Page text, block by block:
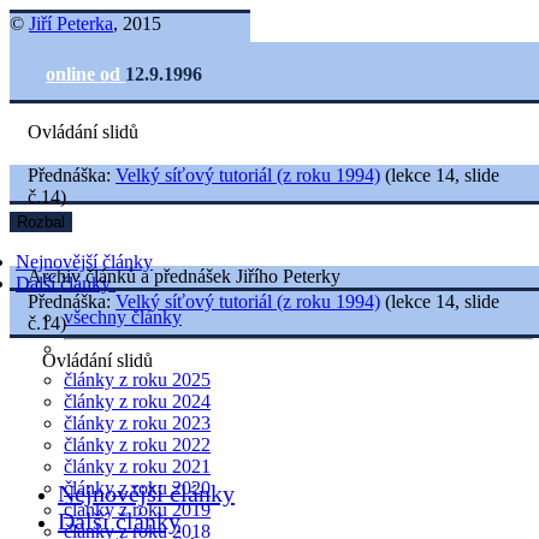
© Jiří Peterka, 2015
online od 12.9.1996
Ovládání slidů
Nejnovější články
Další články
všechny články
články z roku 2025
články z roku 2024
články z roku 2023
články z roku 2022
články z roku 2021
články z roku 2020
články z roku 2019
články z roku 2018
Přednáška: Velký síťový tutoriál (z roku 1994) (lekce 14, slide
č.14)
Rozbal
Archiv článků a přednášek Jiřího Peterky
Přednáška: Velký síťový tutoriál (z roku 1994) (lekce 14, slide
č.14)
Ovládání slidů
Nejnovější články
Další články